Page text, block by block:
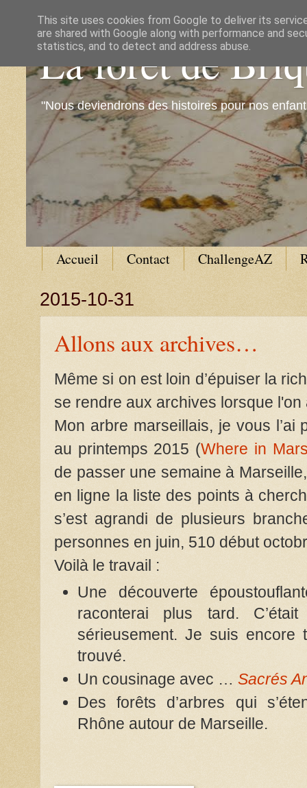
La forêt de
"Nous deviendrons des histoires pour nos
Accueil Contact ChallengeAZ
2015-10-31
Allons aux archives…
Même si on est loin d’épuiser la
se rendre aux archives lorsque
Mon arbre marseillais, je vous
au printemps 2015 (Where in
de passer une semaine à
en ligne la liste des points à
s’est agrandi de plusieurs
personnes en juin, 510 début
Voilà le travail :
Une découverte
raconterai plus tard.
sérieusement. Je suis encore
trouvé.
Un cousinage avec … Sacrés
Des forêts d’arbres qui
Rhône autour de Marseille.
This site uses cookies from Google to deliver its
are shared with Google along with performance and
statistics, and to detect and address abuse.